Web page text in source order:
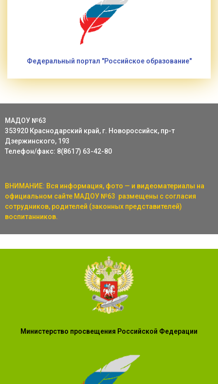
Федеральный портал "Российское образование"
МАДОУ №63
353920 Краснодарский край, г. Новороссийск, пр-т
Дзержинского, 193
Телефон/факс: 8(8617) 63-42-80
ВНИМАНИЕ: Вся информация, фото — и видеоматериалы на
официальном сайте МАДОУ №63 размещены с согласия
сотрудников, родителей (законных представителей)
воспитанников.
Министерство просвещения Российской Федерации